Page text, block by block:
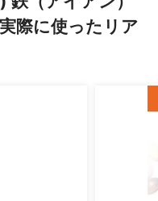
際に使ったリア